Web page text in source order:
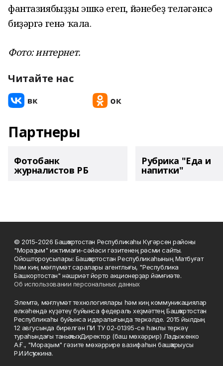
фантазиябыҙҙы эшкә егеп, йәнебеҙ теләгәнсә
биҙәргә генә ҡала.
Фото: интернет.
Читайте нас
Партнеры
Фотобанк
журналистов РБ
Рубрика "Еда и
напитки"
© 2015-2026 Башҡортостан Республикаһы Күгәрсен районы
"Мораҙым" ижтимағи-сәйәси гәзитенең рәсми сайты.
Ойоштороусылары: Башҡортостан Республикаһының Матбуғат
һәм киң мәғлүмәт саралары агентлығы, "Республика
Башкортостан" нәшриәт йорто акционерҙар йәмғиәте.
Об использовании персональных данных
Элемтә, мәғлүмәт технологиялары һәм киң коммуникациялар
өлкәһендә күҙәтеү буйынса федераль хеҙмәттең Башҡортостан
Республикаһы буйынса идаралығында теркәлде. 2015 йылдың
12 авгусында бирелгән ПИ ТУ 02-01395-се һанлы теркәү
тураһындағы таныҡлыҡ. Директор (баш мөхәррир) Ладыженко
А.Ғ., "Мораҙым" гәзите мөхәррире вазифаһын башҡарыусы
Р.И.Исҡужина.